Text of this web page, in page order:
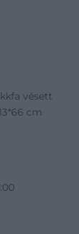
vésett
cm